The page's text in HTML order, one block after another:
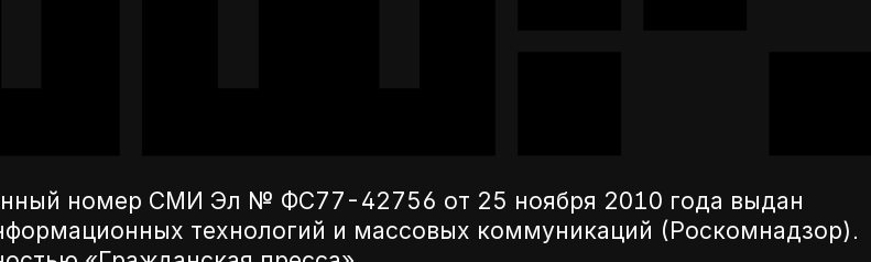
номер СМИ Эл № ФС77-42756 от 25 ноября 2010 года выдан
технологий и массовых коммуникаций (Роскомнадзор).